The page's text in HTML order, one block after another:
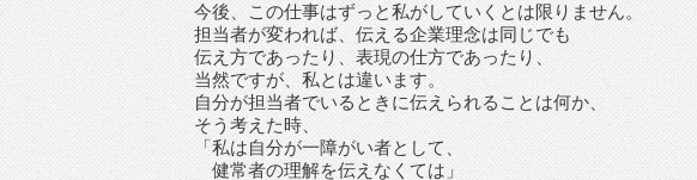
今後、この仕事はずっと私がしていくとは限りません。
担当者が変われば、伝える企業理念は同じでも
伝え方であったり、表現の仕方であったり、
当然ですが、私とは違います。
自分が担当者でいるときに伝えられることは何か、
そう考えた時、
「私は自分が一障がい者として、
健常者の理解を伝えなくては」